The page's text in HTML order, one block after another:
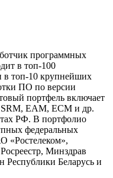
программных
в топ-100
топ-10 крупнейших
ПО по версии
портфель включает
EAM, ECM и др.
РФ. В портфолио
федеральных
«Ростелеком»,
Минздрав
Беларусь и